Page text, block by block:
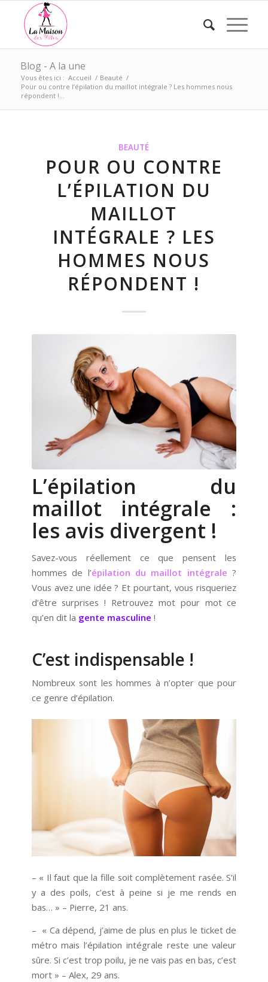
Blog - A la une
Vous êtes ici : Accueil / Beauté /
Pour ou contre l’épilation du maillot intégrale ? Les hommes nous
répondent !...
BEAUTÉ
POUR OU CONTRE
L’ÉPILATION DU
MAILLOT
INTÉGRALE ? LES
HOMMES NOUS
RÉPONDENT !
L’épilation du
maillot intégrale :
les avis divergent !
Savez-vous réellement ce que pensent les
hommes de l’épilation du maillot intégrale ?
Vous avez une idée ? Et pourtant, vous risqueriez
d’être surprises ! Retrouvez mot pour mot ce
qu’en dit la gente masculine !
C’est indispensable !
Nombreux sont les hommes à n’opter que pour
ce genre d’épilation.
– « Il faut que la fille soit complètement rasée. S’il
y a des poils, c’est à peine si je me rends en
bas… » – Pierre, 21 ans.
– « Ca dépend, j’aime de plus en plus le ticket de
métro mais l’épilation intégrale reste une valeur
sûre. Si c’est trop poilu, je ne vais pas en bas, c’est
mort » – Alex, 29 ans.